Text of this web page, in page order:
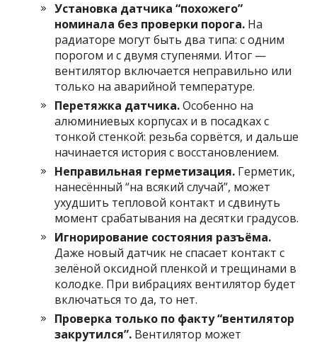
Установка датчика “похожего”
номинала без проверки порога. На
радиаторе могут быть два типа: с одним
порогом и с двумя ступенями. Итог —
вентилятор включается неправильно или
только на аварийной температуре.
Перетяжка датчика.Особенно на
алюминиевых корпусах и в посадках с
тонкой стенкой: резьба сорвётся, и дальше
начинается история с восстановлением.
Неправильная герметизация. Герметик,
нанесённый “на всякий случай”, может
ухудшить тепловой контакт и сдвинуть
момент срабатывания на десятки градусов.
Игнорирование состояния разъёма.
Даже новый датчик не спасает контакт с
зелёной оксидной пленкой и трещинами в
колодке. При вибрациях вентилятор будет
включаться то да, то нет.
Проверка только по факту “вентилятор
закрутился”. Вентилятор может